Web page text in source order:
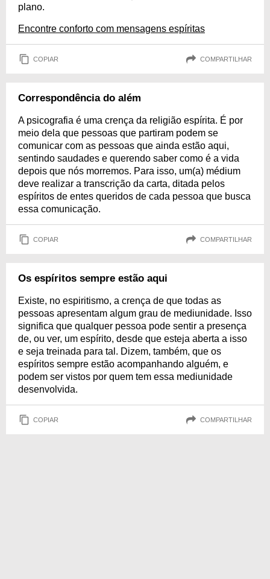
plano.
Encontre conforto com mensagens espíritas
COPIAR COMPARTILHAR
Correspondência do além
A psicografia é uma crença da religião espírita. É por
meio dela que pessoas que partiram podem se
comunicar com as pessoas que ainda estão aqui,
sentindo saudades e querendo saber como é a vida
depois que nós morremos. Para isso, um(a) médium
deve realizar a transcrição da carta, ditada pelos
espíritos de entes queridos de cada pessoa que busca
essa comunicação.
COPIAR COMPARTILHAR
Os espíritos sempre estão aqui
Existe, no espiritismo, a crença de que todas as
pessoas apresentam algum grau de mediunidade. Isso
significa que qualquer pessoa pode sentir a presença
de, ou ver, um espírito, desde que esteja aberta a isso
e seja treinada para tal. Dizem, também, que os
espíritos sempre estão acompanhando alguém, e
podem ser vistos por quem tem essa mediunidade
desenvolvida.
COPIAR COMPARTILHAR